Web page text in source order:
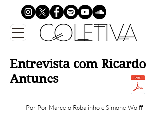
Entrevista com Ricardo
Antunes
Por Por Marcelo Robalinho e Simone Wolff